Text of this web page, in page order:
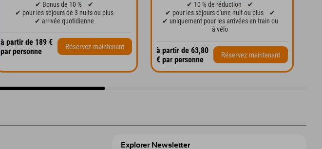
✔ Bonus de 10 %
✔
✔ pour les séjours de 3 nuits ou plus
✔ arrivée quotidienne
à partir de 189 €
par personne
Réservez maintenant
✔ 10 % de réduction
✔
✔ pour les séjours d'une nuit ou plus
✔
✔ uniquement pour les arrivées en train ou
à vélo
à partir de 63,80
€ par personne
Réservez maintenant
Explorer Newsletter